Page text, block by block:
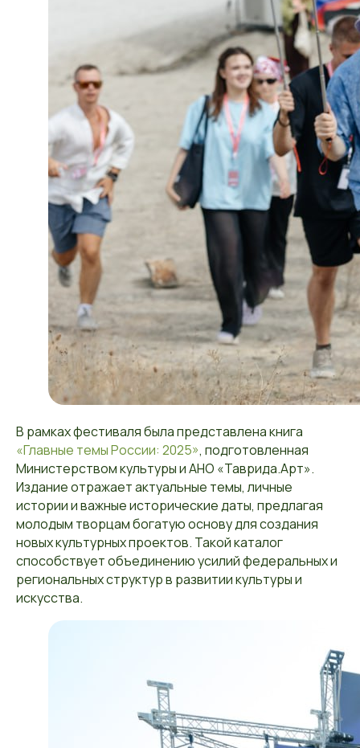
В рамках фестиваля была представлена книга
«Главные темы России: 2025», подготовленная
Министерством культуры и АНО «Таврида.Арт».
Издание отражает актуальные темы, личные
истории и важные исторические даты, предлагая
молодым творцам богатую основу для создания
новых культурных проектов. Такой каталог
способствует объединению усилий федеральных и
региональных структур в развитии культуры и
искусства.